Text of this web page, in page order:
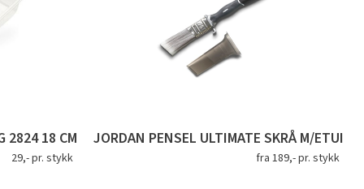
2824 18 CM
29,- pr. stykk
JORDAN PENSEL ULTIMATE SKRÅ M/ETUI
fra 189,- pr. stykk